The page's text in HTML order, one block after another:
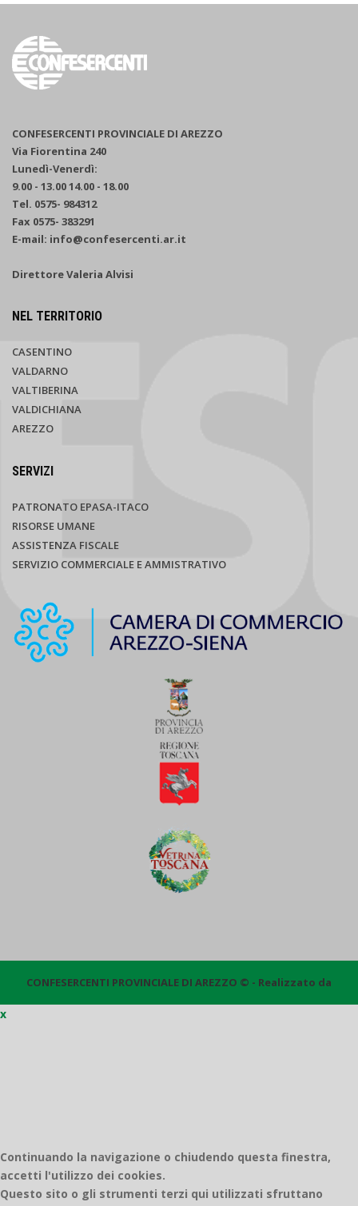
CONFESERCENTI PROVINCIALE DI AREZZO
Via Fiorentina 240
Lunedì-Venerdì:
9.00 - 13.00 14.00 - 18.00
Tel. 0575- 984312
Fax 0575- 383291
E-mail: info@confesercenti.ar.it
Direttore Valeria Alvisi
NEL TERRITORIO
CASENTINO
VALDARNO
VALTIBERINA
VALDICHIANA
AREZZO
SERVIZI
PATRONATO EPASA-ITACO
RISORSE UMANE
ASSISTENZA FISCALE
SERVIZIO COMMERCIALE E AMMISTRATIVO
CONFESERCENTI PROVINCIALE DI AREZZO © - Realizzato da
x
Continuando la navigazione o chiudendo questa finestra,
accetti l'utilizzo dei cookies.
Questo sito o gli strumenti terzi qui utilizzati sfruttano